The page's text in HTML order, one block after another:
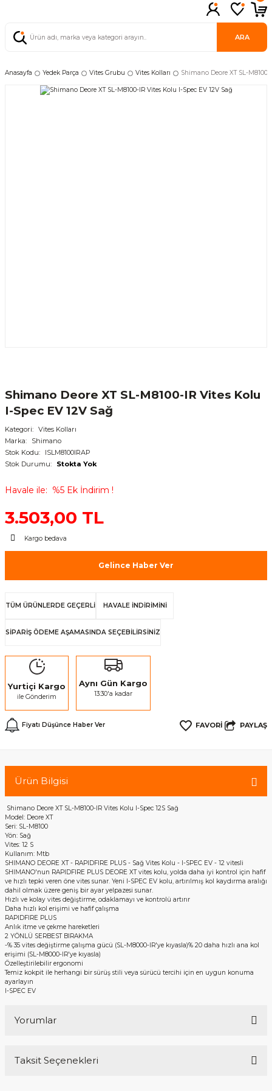
ARA
Anasayfa Yedek Parça Vites Grubu Vites Kolları Shimano Deore XT SL-
Shimano Deore XT SL-M8100-IR Vites Kolu
I-Spec EV 12V Sağ
Kategori
Vites Kolları
Marka
Shimano
Stok Kodu
ISLM8100IRAP
Stok Durumu
Stokta Yok
Havale ile %5 Ek İndirim !
3.503,00 TL
Kargo bedava
Gelince Haber Ver
TÜM ÜRÜNLERDE GEÇERLİ HAVALE İNDİRİMİNİ
SİPARİŞ ÖDEME AŞAMASINDA SEÇEBİLİRSİNİZ
Yurtiçi Kargo
ile Gönderim
Aynı Gün Kargo
13:30'a kadar
Fiyatı Düşünce Haber Ver PAYLAŞ
Ürün Bilgisi
Shimano Deore XT SL-M8100-IR Vites Kolu I-Spec 12S Sağ
Model: Deore XT
Seri: SL-M8100
Yön: Sağ
Vites: 12 S
Kullanım: Mtb
SHIMANO DEORE XT - RAPIDFIRE PLUS - Sağ Vites Kolu - I-SPEC EV - 12 vitesli
SHIMANO'nun RAPIDFIRE PLUS DEORE XT vites kolu, yolda daha iyi kontrol için hafif
ve hızlı tepki veren öne vites sunar. Yeni I-SPEC EV kolu, artırılmış kol kaydırma aralığı
dahil olmak üzere geniş bir ayar yelpazesi sunar.
Hızlı ve kolay vites değiştirme, odaklamayı ve kontrolü artırır
Daha hızlı kol erişimi ve hafif çalışma
RAPIDFIRE PLUS
Anlık itme ve çekme hareketleri
2 YÖNLÜ SERBEST BIRAKMA
-% 35 vites değiştirme çalışma gücü (SL-M8000-IR'ye kıyasla)% 20 daha hızlı ana kol
erişimi (SL-M8000-IR'ye kıyasla)
Özelleştirilebilir ergonomi
Temiz kokpit ile herhangi bir sürüş stili veya sürücü tercihi için en uygun konuma
ayarlayın
I-SPEC EV
Yorumlar
Taksit Seçenekleri